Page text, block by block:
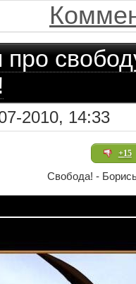
2010, 14:33
+15
Свобода! -